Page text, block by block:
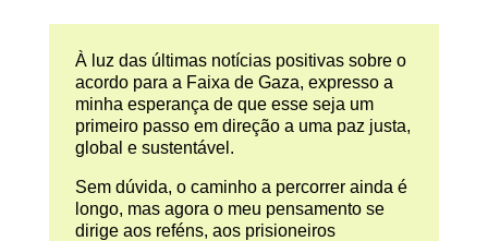
À luz das últimas notícias positivas sobre o
acordo para a Faixa de Gaza, expresso a
minha esperança de que esse seja um
primeiro passo em direção a uma paz justa,
global e sustentável.
Sem dúvida, o caminho a percorrer ainda é
longo, mas agora o meu pensamento se
dirige aos reféns, aos prisioneiros